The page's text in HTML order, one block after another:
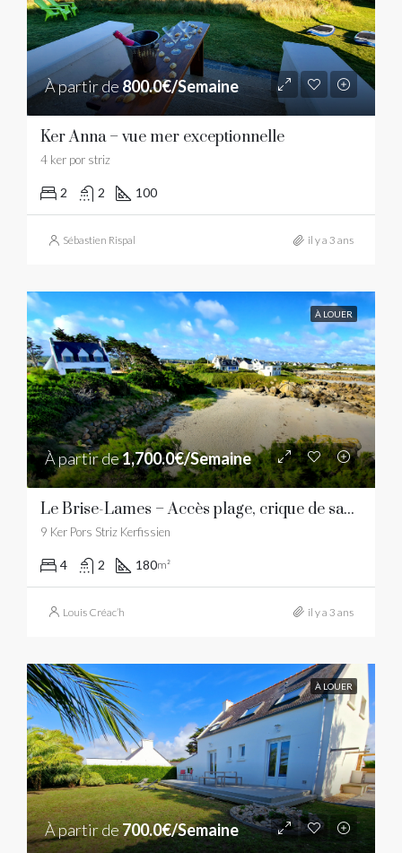
À partir de800.0€/Semaine
Ker Anna – vue mer exceptionnelle
4 ker por striz
2 2 100
Sébastien Rispal il y a 3 ans
À LOUER
À partir de1,700.0€/Semaine
Le Brise-Lames – Accès plage, crique de sable fin
9 Ker Pors Striz Kerfissien
4 2 180m²
Louis Créac’h il y a 3 ans
À LOUER
À partir de700.0€/Semaine